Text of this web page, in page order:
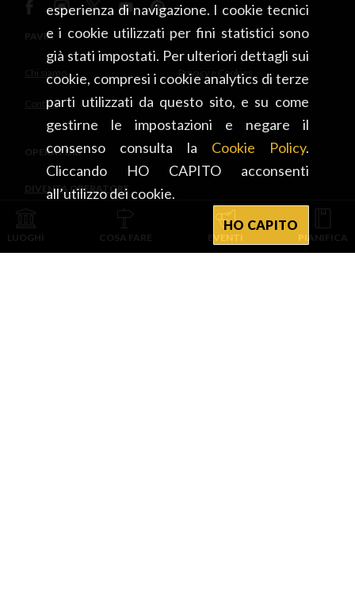
esperienza di navigazione. I cookie tecnici
e i cookie utilizzati per fini statistici sono
già stati impostati. Per ulteriori dettagli sui
cookie, compresi i cookie analytics di terze
parti utilizzati da questo sito, e su come
gestirne le impostazioni e negare il
consenso consulta la Cookie Policy.
Cliccando HO CAPITO acconsenti
all’utilizzo dei cookie.
HO CAPITO
PAVIA
Chi siamo Privacy e Cookies
Contatti
OPERATORI
DIVENTA OPERATORE
INTEGRATO CON
LUOGHI COSA FARE EVENTI PIANIFICA